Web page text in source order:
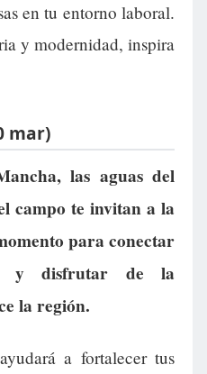
en tu entorno laboral.
y modernidad, inspira
mar)
las aguas del
campo te invitan a la
para conectar
y disfrutar de la
la región.
a fortalecer tus